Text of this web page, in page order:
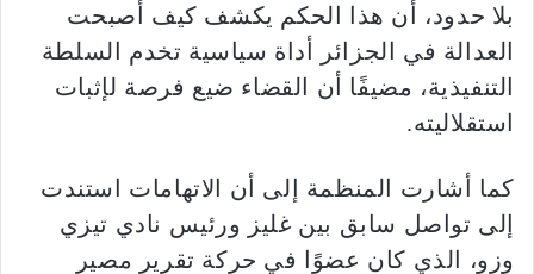
بلا حدود، أن هذا الحكم يكشف كيف أصبحت
العدالة في الجزائر أداة سياسية تخدم السلطة
التنفيذية، مضيفًا أن القضاء ضيع فرصة لإثبات
استقلاليته.
كما أشارت المنظمة إلى أن الاتهامات استندت
إلى تواصل سابق بين غليز ورئيس نادي تيزي
وزو، الذي كان عضوًا في حركة تقرير مصير